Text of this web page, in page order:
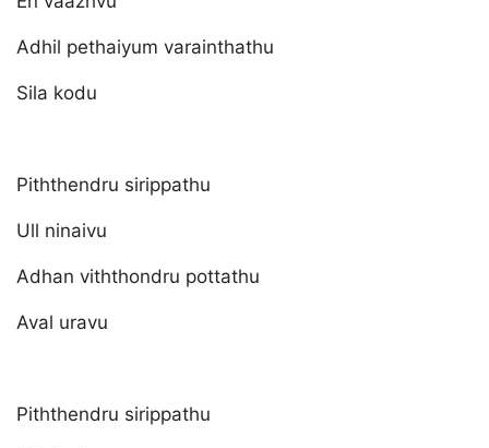
Adhil pethaiyum varainthathu
Sila kodu
Piththendru sirippathu
Ull ninaivu
Adhan viththondru pottathu
Aval uravu
Piththendru sirippathu